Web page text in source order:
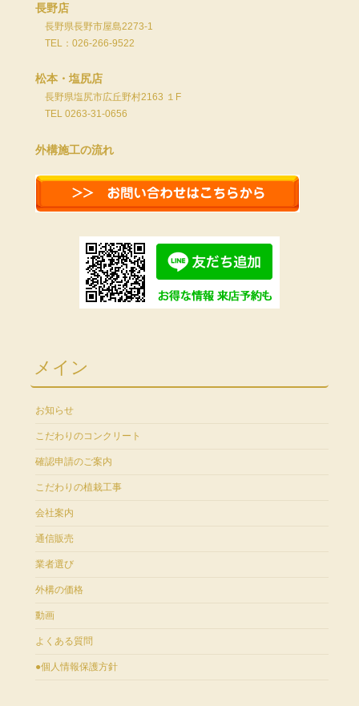
長野店
長野県長野市屋島2273-1
TEL：026-266-9522
松本・塩尻店
長野県塩尻市広丘野村2163 １F
TEL 0263-31-0656
外構施工の流れ
メイン
お知らせ
こだわりのコンクリート
確認申請のご案内
こだわりの植栽工事
会社案内
通信販売
業者選び
外構の価格
動画
よくある質問
●個人情報保護方針